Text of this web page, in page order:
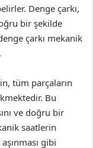
Denge çarkı,
bir şekilde
çarkı mekanik
tüm parçaların
Bu
ve doğru bir
saatlerin
gibi